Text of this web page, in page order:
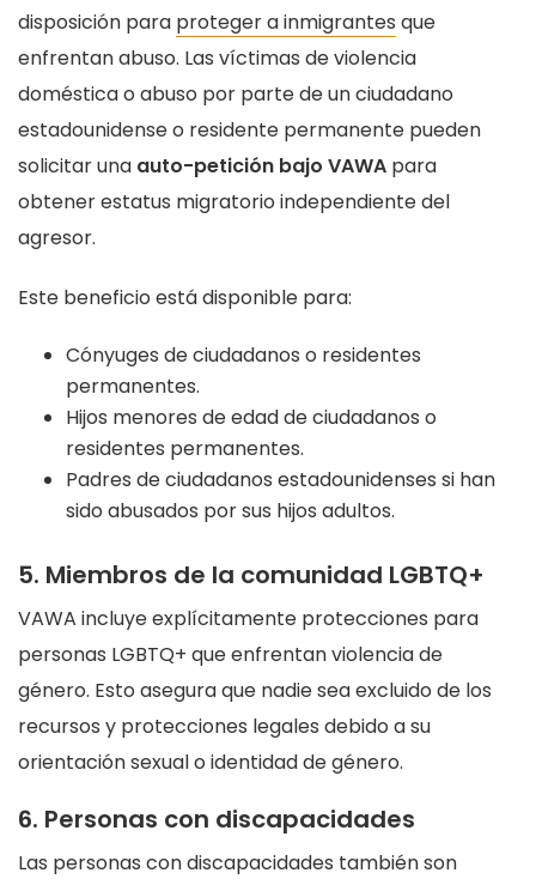
disposición para proteger a inmigrantes que
enfrentan abuso. Las víctimas de violencia
doméstica o abuso por parte de un ciudadano
estadounidense o residente permanente pueden
solicitar una auto-petición bajo VAWA para
obtener estatus migratorio independiente del
agresor.
Este beneficio está disponible para:
Cónyuges de ciudadanos o residentes
permanentes.
Hijos menores de edad de ciudadanos o
residentes permanentes.
Padres de ciudadanos estadounidenses si han
sido abusados por sus hijos adultos.
5. Miembros de la comunidad LGBTQ+
VAWA incluye explícitamente protecciones para
personas LGBTQ+ que enfrentan violencia de
género. Esto asegura que nadie sea excluido de los
recursos y protecciones legales debido a su
orientación sexual o identidad de género.
6. Personas con discapacidades
Las personas con discapacidades también son